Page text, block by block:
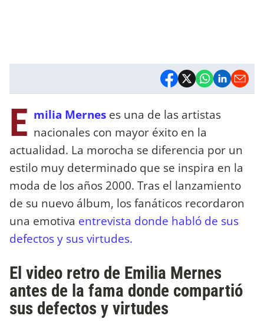
E milia Mernes es una de las artistas
nacionales con mayor éxito en la
actualidad. La morocha se diferencia por un
estilo muy determinado que se inspira en la
moda de los años 2000. Tras el lanzamiento
de su nuevo álbum, los fanáticos recordaron
una emotiva entrevista donde habló de sus
defectos y sus virtudes.
El video retro de Emilia Mernes
antes de la fama donde compartió
sus defectos y virtudes